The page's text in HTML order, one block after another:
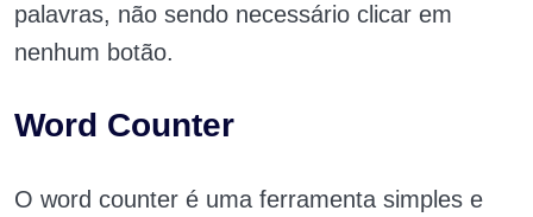
palavras, não sendo necessário clicar em
nenhum botão.
Word Counter
O word counter é uma ferramenta simples e